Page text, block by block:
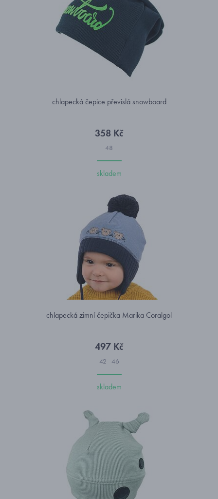
chlapecká čepice převislá snowboard
358 Kč
48
skladem
chlapecká zimní čepička Marika Coralgol
497 Kč
42 46
skladem